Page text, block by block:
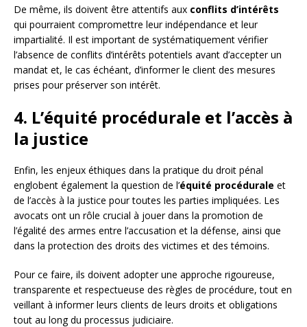
De même, ils doivent être attentifs aux conflits d’intérêts
qui pourraient compromettre leur indépendance et leur
impartialité. Il est important de systématiquement vérifier
l’absence de conflits d’intérêts potentiels avant d’accepter un
mandat et, le cas échéant, d’informer le client des mesures
prises pour préserver son intérêt.
4. L’équité procédurale et l’accès à
la justice
Enfin, les enjeux éthiques dans la pratique du droit pénal
englobent également la question de l’équité procédurale et
de l’accès à la justice pour toutes les parties impliquées. Les
avocats ont un rôle crucial à jouer dans la promotion de
l’égalité des armes entre l’accusation et la défense, ainsi que
dans la protection des droits des victimes et des témoins.
Pour ce faire, ils doivent adopter une approche rigoureuse,
transparente et respectueuse des règles de procédure, tout en
veillant à informer leurs clients de leurs droits et obligations
tout au long du processus judiciaire.